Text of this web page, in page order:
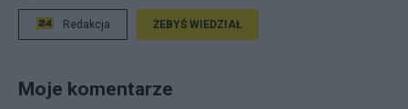
Redakcja ŻEBYŚ WIEDZIAŁ
Moje komentarze